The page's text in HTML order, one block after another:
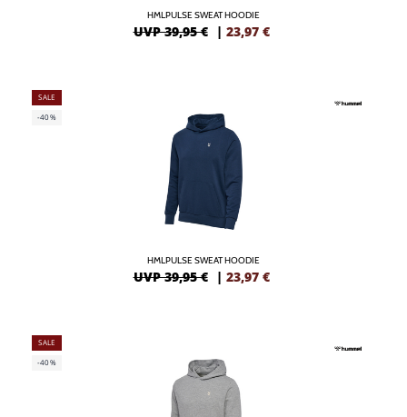
HMLPULSE SWEAT HOODIE
UVP 39,95 € | 23,97 €
SALE
-40%
HMLPULSE SWEAT HOODIE
UVP 39,95 € | 23,97 €
SALE
-40%